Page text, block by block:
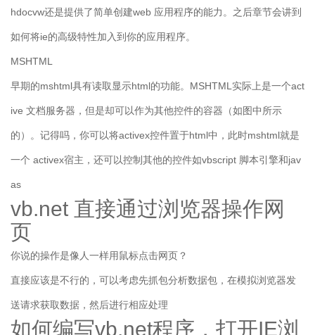
hdocvw还是提供了简单创建web 应用程序的能力。之后章节会讲到
如何将ie的高级特性加入到你的应用程序。
MSHTML
早期的mshtml具有读取显示html的功能。MSHTML实际上是一个act
ive 文档服务器，但是却可以作为其他控件的容器（如图中所示
的）。记得吗，你可以将activex控件置于html中，此时mshtml就是
一个 activex宿主，还可以控制其他的控件如vbscript 脚本引擎和jav
as
vb.net 直接通过浏览器操作网
页
你说的操作是像人一样用鼠标点击网页？
直接应该是不行的，可以考虑先抓包分析数据包，在模拟浏览器发
送请求获取数据，然后进行相应处理
如何编写vb.net程序，打开IE浏